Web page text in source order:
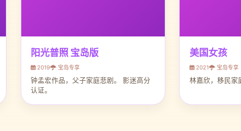
阳光普照 宝岛版
2019 宝岛专享
钟孟宏作品，父子家庭悲剧。 影迷高分
认证。
美国女孩
2021 宝岛专享
林嘉欣，移民家